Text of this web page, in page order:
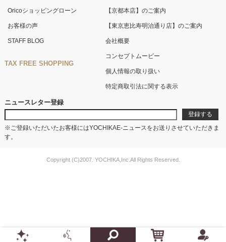
Oricoショッピングローン
お客様の声
STAFF BLOG
TAX FREE SHOPPING
【京都本店】のご案内
【東京恵比寿明治通り店】のご案内
会社概要
コンセプトムービー
個人情報の取り扱い
特定商取引法に関する表示
ニュースレター登録
※ご登録いただいたお客様にはYOCHIKAE-ニュースをお送りさせていただきま
す。
Copyright (C)2007. YOCHIKA,Inc.All Rights Reserved.